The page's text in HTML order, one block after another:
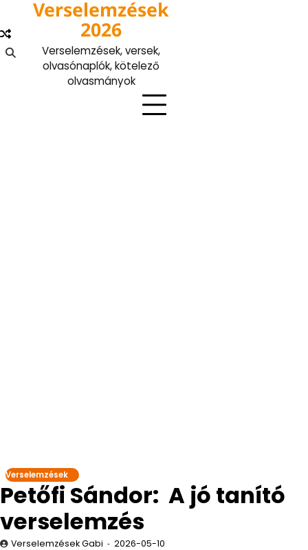
content
Verselemzések
2026
Verselemzések, versek,
olvasónaplók, kötelező
olvasmányok
Verselemzések
Petőfi Sándor: A jó tanító
verselemzés
Verselemzések Gabi 2026-05-10